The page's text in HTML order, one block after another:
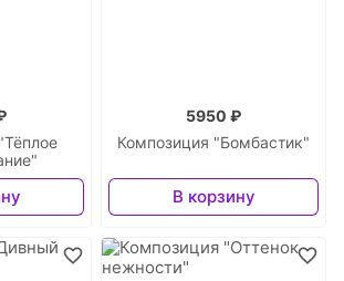
Композиция "Бомбастик"
5950 ₽
В корзину